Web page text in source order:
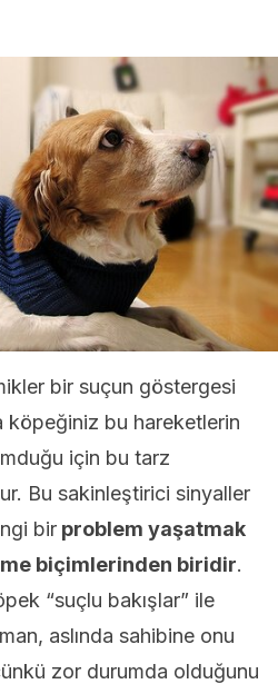
bir suçun göstergesi
köpeğiniz bu hareketlerin
için bu tarz
Bu sakinleştirici sinyaller
bir problem yaşatmak
biçimlerinden biridir.
“suçlu bakışlar” ile
aslında sahibine onu
zor durumda olduğunu